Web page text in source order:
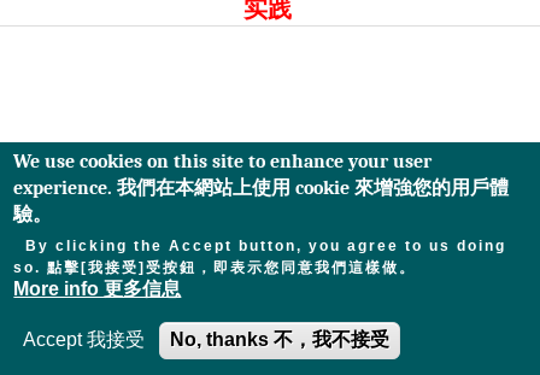
实践
We use cookies on this site to enhance your user
experience. 我們在本網站上使用 cookie 來增強您的用戶體
驗。
By clicking the Accept button, you agree to us doing
so. 點擊[我接受]受按鈕，即表示您同意我們這樣做。
More info 更多信息
Accept 我接受 No, thanks 不，我不接受